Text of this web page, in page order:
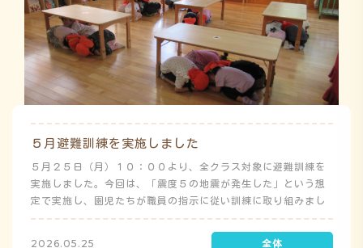
５月避難訓練を実施しました
５月２５日（月）１０：００より、全クラス対象に避難訓練を
実施しました。今回は、「震度５の地震が発生した」という想
定で実施し、園児たちが職員の指示に従い訓練に取り組みまし
た。前庭（駐車場）に全体集合をして人数確認をした後、各ク
ラスに戻り、主担任が防災関係の講話をしました。 ※当園は、
2026.05.25